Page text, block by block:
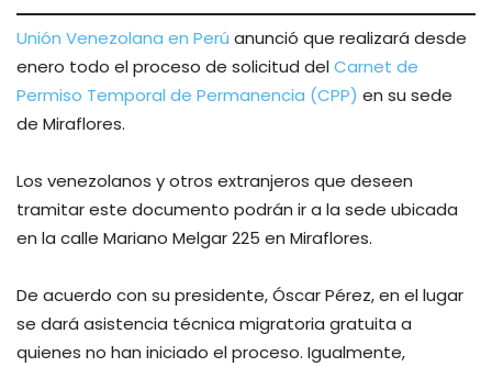
Unión Venezolana en Perú anunció que realizará desde
enero todo el proceso de solicitud delCarnet de
Permiso Temporal de Permanencia (CPP) en su sede
de Miraflores.
Los venezolanos y otros extranjeros que deseen
tramitar este documento podrán ir a la sede ubicada
en la calle Mariano Melgar 225 en Miraflores.
De acuerdo con su presidente, Óscar Pérez, en el lugar
se dará asistencia técnica migratoria gratuita a
quienes no han iniciado el proceso. Igualmente,